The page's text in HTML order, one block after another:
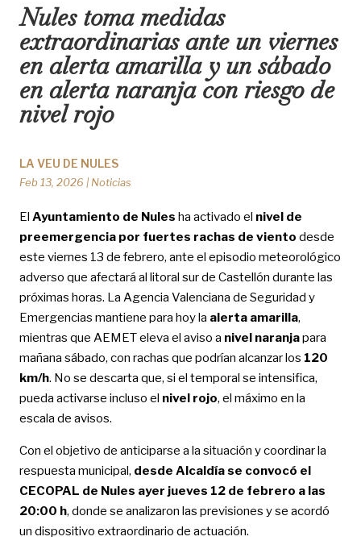
Nules toma medidas
extraordinarias ante un viernes
en alerta amarilla y un sábado
en alerta naranja con riesgo de
nivel rojo
LA VEU DE NULES
Feb 13, 2026 | Noticias
El Ayuntamiento de Nules ha activado el nivel de
preemergencia por fuertes rachas de viento desde
este viernes 13 de febrero, ante el episodio meteorológico
adverso que afectará al litoral sur de Castellón durante las
próximas horas. La Agencia Valenciana de Seguridad y
Emergencias mantiene para hoy la alerta amarilla,
mientras que AEMET eleva el aviso a nivel naranjapara
mañana sábado, con rachas que podrían alcanzar los 120
km/h. No se descarta que, si el temporal se intensifica,
pueda activarse incluso el nivel rojo, el máximo en la
escala de avisos.
Con el objetivo de anticiparse a la situación y coordinar la
respuesta municipal, desde Alcaldía se convocó el
CECOPAL de Nules ayer jueves 12 de febrero a las
20:00 h, donde se analizaron las previsiones y se acordó
un dispositivo extraordinario de actuación.